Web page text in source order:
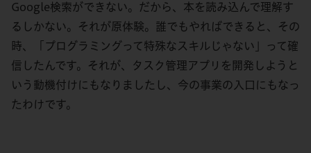
Google検索ができない。だから、本を読み込んで理解す
るしかない。それが原体験。誰でもやればできると、その
時、「プログラミングって特殊なスキルじゃない」って確
信したんです。それが、タスク管理アプリを開発しようと
いう動機付けにもなりましたし、今の事業の入口にもなっ
たわけです。